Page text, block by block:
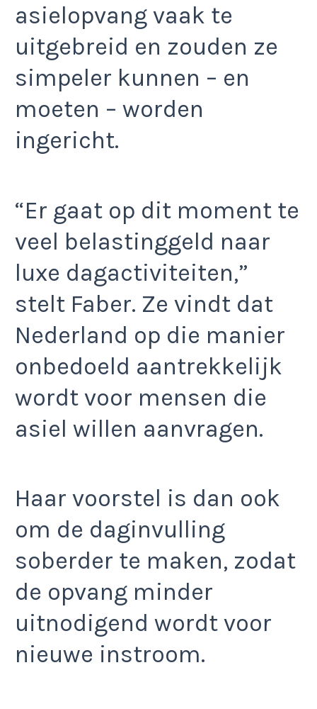
asielopvang vaak te
uitgebreid en zouden ze
simpeler kunnen – en
moeten – worden
ingericht.
“Er gaat op dit moment te
veel belastinggeld naar
luxe dagactiviteiten,”
stelt Faber. Ze vindt dat
Nederland op die manier
onbedoeld aantrekkelijk
wordt voor mensen die
asiel willen aanvragen.
Haar voorstel is dan ook
om de daginvulling
soberder te maken, zodat
de opvang minder
uitnodigend wordt voor
nieuwe instroom.